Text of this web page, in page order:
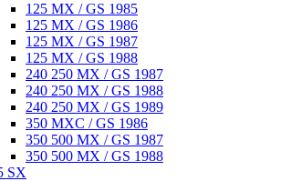
125 MX / GS 1985
125 MX / GS 1986
125 MX / GS 1987
125 MX / GS 1988
240 250 MX / GS 1987
240 250 MX / GS 1988
240 250 MX / GS 1989
350 MXC / GS 1986
350 500 MX / GS 1987
350 500 MX / GS 1988
SX